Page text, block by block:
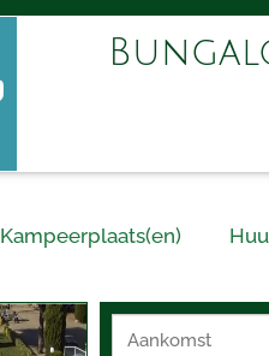
Kampeerplaats(en)